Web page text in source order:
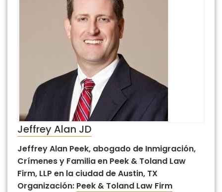
Jeffrey Alan JD
Jeffrey Alan Peek, abogado de Inmigración,
Crímenes y Familia en Peek & Toland Law
Firm, LLP en la ciudad de Austin, TX
Organización: Peek & Toland Law Firm